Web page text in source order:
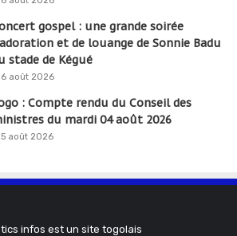
gospel : une grande soirée
et de louange de Sonnie Badu
stade de Kégué
6 août 2026
: Compte rendu du Conseil des
du mardi 04 août 2026
5 août 2026
infos est un site togolais